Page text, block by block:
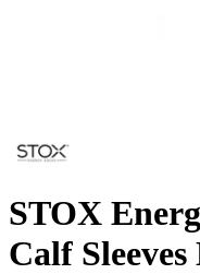
STOX
Calf Sleeves